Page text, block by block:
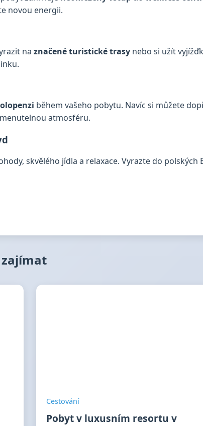
novou energii.
na značené turistické trasy nebo si užít
během vašeho pobytu. Navíc si můžete
atmosféru.
skvělého jídla a relaxace. Vyrazte do polských
Cestování
Pobyt v luxusním resortu v